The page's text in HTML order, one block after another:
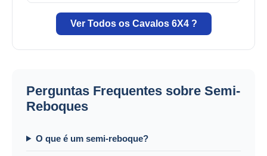
Ver Todos os Cavalos 6X4 ?
Perguntas Frequentes sobre Semi-
Reboques
O que é um semi-reboque?